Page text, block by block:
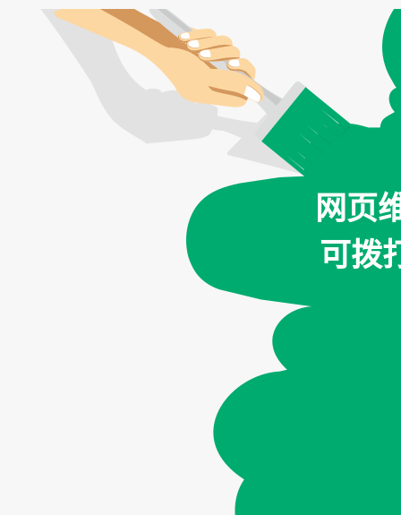
网页
可拨